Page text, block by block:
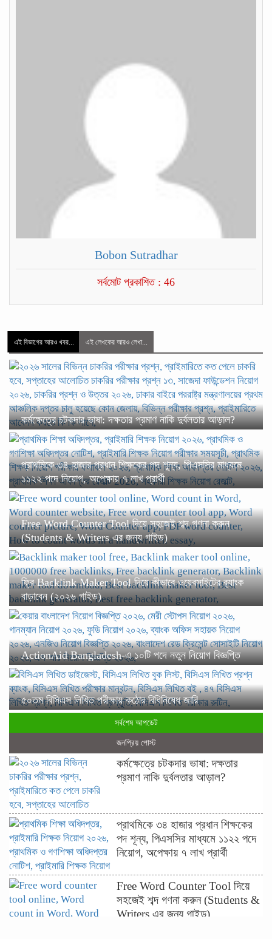
Bobon Sutradhar
সর্বমোট প্রকাশিত : 46
এই বিভাগের আরও খবর... এই লেখকের আরও লেখা...
কর্মক্ষেত্রে চটকদার ভাষা: দক্ষতার প্রমাণ নাকি দুর্বলতার আড়াল?
প্রাথমিকে ৩৪ হাজার প্রধান শিক্ষকের পদ শূন্য, পিএসসির মাধ্যমে
১১২২ পদে নিয়োগ, অপেক্ষায় ৭ লাখ প্রার্থী
Free Word Counter Tool দিয়ে সহজেই শব্দ গণনা করুন
(Students & Writers এর জন্য গাইড)
ফ্রি Backlink Maker Tool দিয়ে কীভাবে ওয়েবসাইটের র‍্যাংক
বাড়াবেন (২০২৬ গাইড)
ActionAid Bangladesh-এ ১০টি পদে নতুন নিয়োগ বিজ্ঞপ্তি
৫০তম বিসিএস লিখিত পরীক্ষায় কঠোর বিধিনিষেধ জারি
সর্বশেষ আপডেট
জনপ্রিয় পোস্ট
কর্মক্ষেত্রে চটকদার ভাষা: দক্ষতার
প্রমাণ নাকি দুর্বলতার আড়াল?
প্রাথমিকে ৩৪ হাজার প্রধান শিক্ষকের
পদ শূন্য, পিএসসির মাধ্যমে ১১২২ পদে
নিয়োগ, অপেক্ষায় ৭ লাখ প্রার্থী
Free Word Counter Tool দিয়ে
সহজেই শব্দ গণনা করুন (Students &
Writers এর জন্য গাইড)